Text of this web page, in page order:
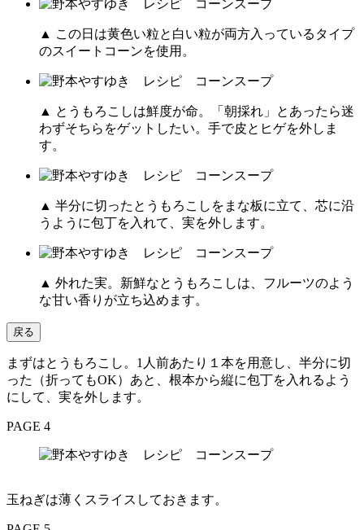
▲ この日は黄色い粒と白い粒が両方入っているタイプ
のスイートコーンを使用。
▲ とうもろこしは鮮度が命。「朝採れ」とあったら迷
わずそちらをゲットしたい。手で皮とヒゲを外しま
す。
▲ 半分に切ったとうもろこしをまな板に立て、芯に沿
うように包丁を入れて、実を外します。
▲ 外れた実。新鮮なとうもろこしは、フルーツのよう
な甘い香りが立ち込めます。
戻る
まずはとうもろこし。1人前あたり１本を用意し、半分に切
った（折ってもOK）あと、根本から縦に包丁を入れるよう
にして、実を外します。
PAGE 4
玉ねぎは薄くスライスしておきます。